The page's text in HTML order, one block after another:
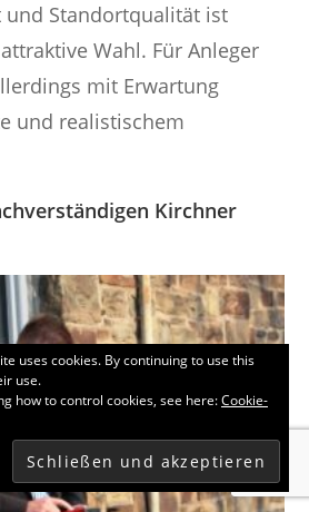
Standortqualität ist
Wahl. Für Anleger
mit Erwartung
und realistischem
Kirchner
uses cookies. By continuing to use this
use.
how to control cookies, see here:Cookie-